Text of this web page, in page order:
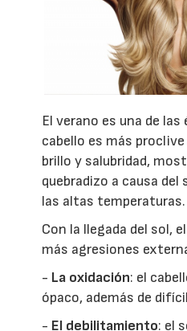
El verano es una de las
cabello es más
brillo y salubridad,
quebradizo a causa del
las altas temperaturas.
Con la llegada del sol,
más agresiones
- La oxidación: el
ópaco, además de
- El debilitamiento: el